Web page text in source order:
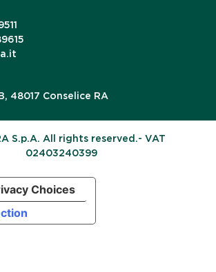
48017 Conselice RA
S.p.A. All rights reserved.- VAT
02403240399
Choices